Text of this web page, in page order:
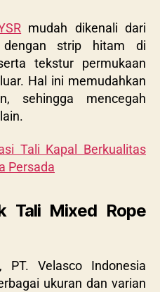
mudah dikenali dari
strip hitam di
tekstur permukaan
Hal ini memudahkan
sehingga mencegah
Tali Kapal Berkualitas
Persada
Tali Mixed Rope
PT. Velasco Indonesia
ukuran dan varian